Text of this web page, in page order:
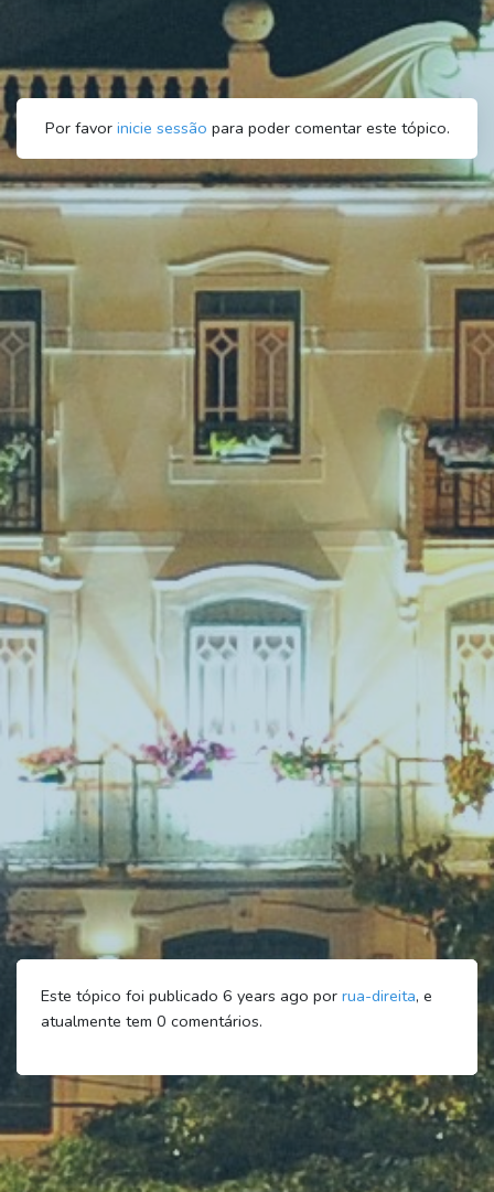
Por favor inicie sessão para poder comentar este tópico.
Este tópico foi publicado 6 years ago por rua-direita, e
atualmente tem 0 comentários.